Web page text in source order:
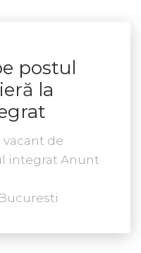
postul
la
de
integrat Anunt